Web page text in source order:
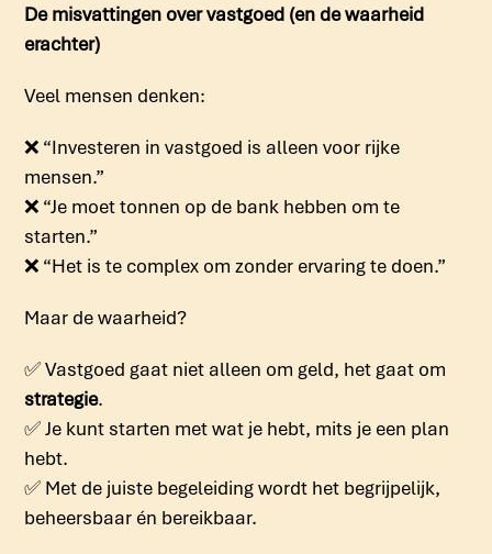
De misvattingen over vastgoed (en de waarheid
erachter)
Veel mensen denken:
❌ “Investeren in vastgoed is alleen voor rijke
mensen.”
❌ “Je moet tonnen op de bank hebben om te
starten.”
❌ “Het is te complex om zonder ervaring te doen.”
Maar de waarheid?
✅Vastgoed gaat niet alleen om geld, het gaat om
strategie.
✅Je kunt starten met wat je hebt, mits je een plan
hebt.
✅ Met de juiste begeleiding wordt het begrijpelijk,
beheersbaar én bereikbaar.